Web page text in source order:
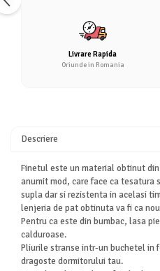
Livrare Rapida
Oriunde in Romania
Descriere
Finetul este un material obtinut
anumit mod, care face ca tesatura
supla dar si rezistenta in acelasi
lenjeria de pat obtinuta va fi ca
Pentru ca este din bumbac, lasa
calduroase.
Pliurile stranse intr-un buchetel in
dragoste dormitorului tau.